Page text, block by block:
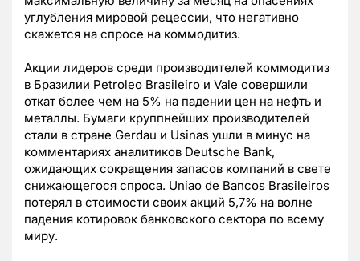
углубления мировой рецессии, что негативно
скажется на спросе на коммодитиз.
Акции лидеров среди производителей коммодитиз
в Бразилии Petroleo Brasileiro и Vale совершили
откат более чем на 5% на падении цен на нефть и
металлы. Бумаги круппнейших производителей
стали в стране Gerdau и Usinas ушли в минус на
комментариях аналитиков Deutsche Bank,
ожидающих сокращения запасов компаний в свете
снижающегося спроса. Uniao de Bancos Brasileiros
потерял в стоимости своих акций 5,7% на волне
падения котировок банковского сектора по всему
миру.